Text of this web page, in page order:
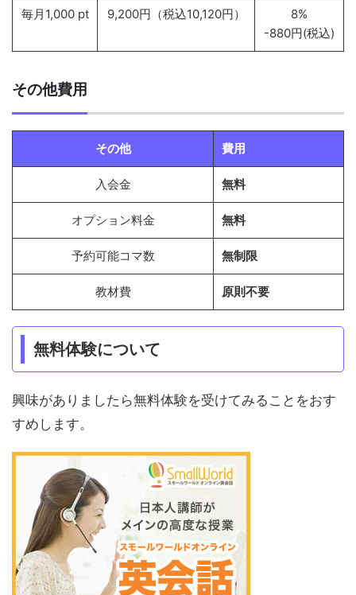
毎月1,000 pt 9,200円（税込10,120円）
8%
-880円(税込)
その他費用
その他 費用
入会金 無料
オプション料金 無料
予約可能コマ数 無制限
教材費 原則不要
無料体験について
興味がありましたら無料体験を受けてみることをおす
すめします。